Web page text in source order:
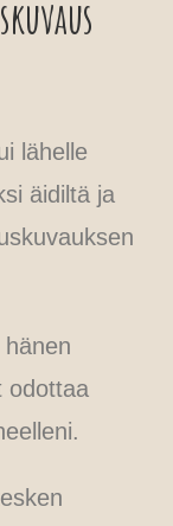
lähelle
äidiltä ja
odottaa